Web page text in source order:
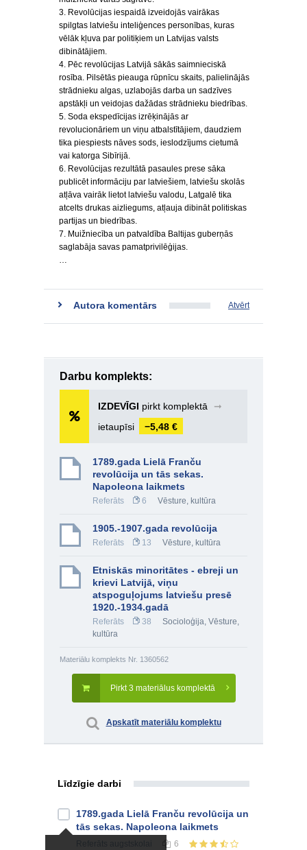
3. Revolūcijas iespaidā izveidojās vairākas
spilgtas latviešu inteliģences personības, kuras
vēlāk kļuva par politiķiem un Latvijas valsts
dibinātājiem.
4. Pēc revolūcijas Latvijā sākās saimnieciskā
rosība. Pilsētās pieauga rūpnīcu skaits, palielinājās
strādnieku algas, uzlabojās darba un sadzīves
apstākļi un veidojas dažādas strādnieku biedrības.
5. Soda ekspedīcijas izrēķinājās ar
revolucionāriem un viņu atbalstītājiem, daudziem
tika piespiests nāves sods, ieslodzījums cietumā
vai katorga Sibīrijā.
6. Revolūcijas rezultātā pasaules prese sāka
publicēt informāciju par latviešiem, latviešu skolās
atļāva vairāk lietot latviešu valodu, Latgalē tika
atcelts drukas aizliegums, atļauja dibināt politiskas
partijas un biedrības.
7. Muižniecība un patvaldība Baltijas guberņās
saglabāja savas pamatprivilēģijas.
…
Autora komentārs Atvērt
Darbu komplekts:
IZDEVĪGI pirkt komplektā
➞
ietaupīsi
−5,48 €
1789.gada Lielā Franču
revolūcija un tās sekas.
Napoleona laikmets
Referāts 6 Vēsture, kultūra
1905.-1907.gada revolūcija
Referāts 13 Vēsture, kultūra
Etniskās minoritātes - ebreji un
krievi Latvijā, viņu
atspoguļojums latviešu presē
1920.-1934.gadā
Referāts 38 Socioloģija, Vēsture,
kultūra
Materiālu komplekts Nr. 1360562
Pirkt 3 materiālus komplektā
Apskatīt materiālu komplektu
Līdzīgie darbi
1789.gada Lielā Franču revolūcija un
tās sekas. Napoleona laikmets
6